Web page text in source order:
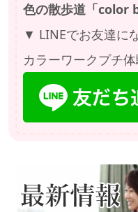
色の散歩道「color
▼ LINEでお友達に
カラーワークプチ